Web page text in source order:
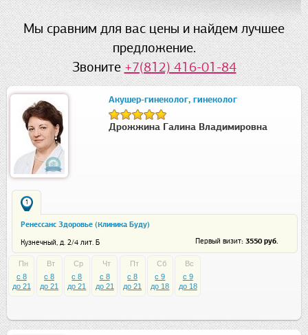
Мы сравним для вас цены и найдем лучшее
предложение.
Звоните+7(812) 416-01-84
Акушер-гинеколог, гинеколог
Дрожжина Галина Владимировна
1
Ренессанс Здоровье (Клиника Буду)
Кузнечный, д. 2/4 лит. Б Первый визит: 3550 руб.
Пн
c 8
до 21
Вт
c 8
до 21
Ср
c 8
до 21
Чт
c 8
до 21
Пт
c 8
до 21
Сб
c 9
до 18
Вс
c 9
до 18